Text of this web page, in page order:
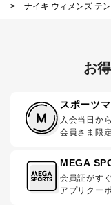
>
ナイキ ウィメンズ テ
お
スポーツ
入会当日か
会員さま限
MEGA
会員証がす
アプリクー